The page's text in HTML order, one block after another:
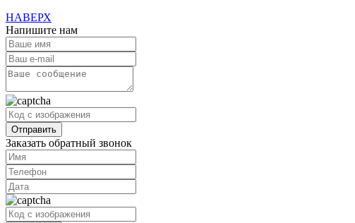
НАВЕРХ
Напишите нам
Заказать обратный звонок